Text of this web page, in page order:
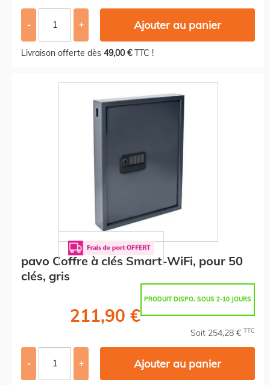
- + Ajouter au panier
Livraison offerte dès 49,00 €TTC !
pavo Coffre à clés Smart-WiFi, pour 50
clés, gris
PRODUIT DISPO. SOUS 2-10 JOURS
211,90 €
Soit 254,28 € TTC
- + Ajouter au panier